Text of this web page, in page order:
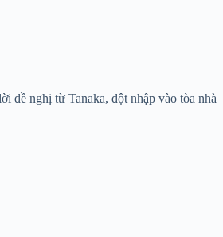
đề nghị từ Tanaka, đột nhập vào tòa nhà